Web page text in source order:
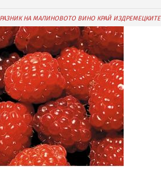
НА МАЛИНОВОТО ВИНО КРАЙ ИЗДРЕМЕЦКИТЕ